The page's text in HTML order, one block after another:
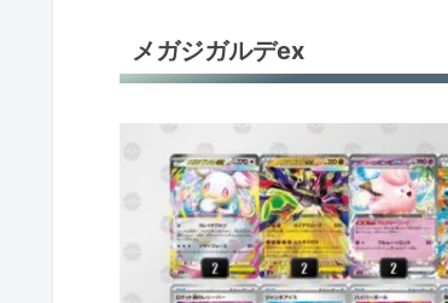
メガドリュウズex
おまつりおんど
おまつりおんど
ソウブレイズex
ロケット団のミュウツーex
メガジガルデex